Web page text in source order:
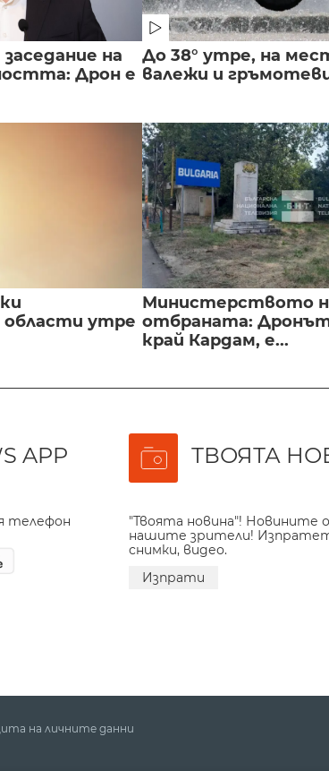
на
Дрон е
До 38° утре, на
валежи и
утре
Министерството
отбраната:
край Кардам, е...
APP
телефон
ТВОЯТА
"Твоята новина"! Новините
нашите зрители!
снимки, видео.
Изпрати
на личните данни